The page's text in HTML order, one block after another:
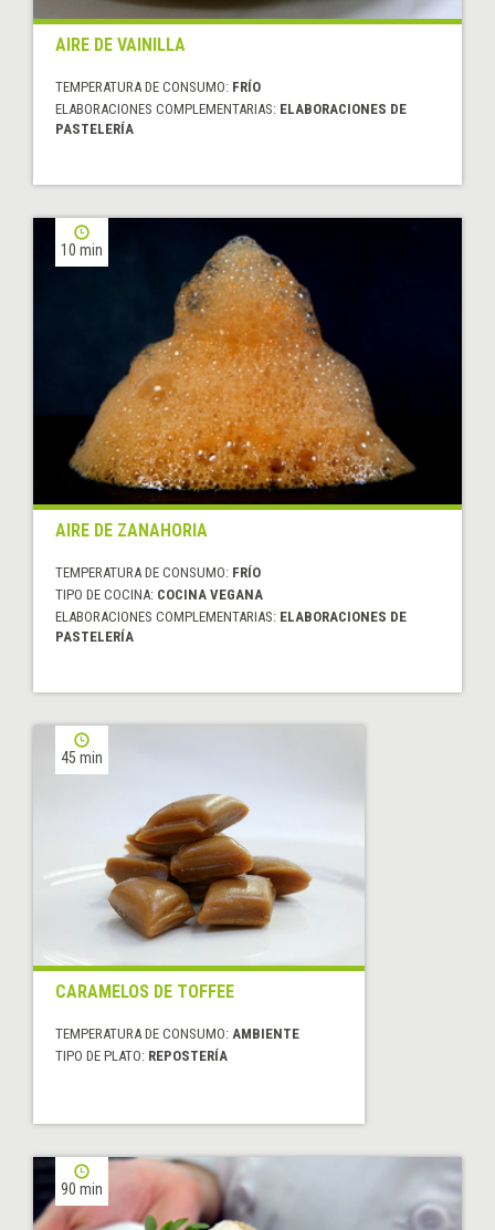
AIRE DE VAINILLA
TEMPERATURA DE CONSUMO: FRÍO
ELABORACIONES COMPLEMENTARIAS: ELABORACIONES DE
PASTELERÍA
10 min
AIRE DE ZANAHORIA
TEMPERATURA DE CONSUMO: FRÍO
TIPO DE COCINA: COCINA VEGANA
ELABORACIONES COMPLEMENTARIAS: ELABORACIONES DE
PASTELERÍA
45 min
CARAMELOS DE TOFFEE
TEMPERATURA DE CONSUMO: AMBIENTE
TIPO DE PLATO: REPOSTERÍA
90 min